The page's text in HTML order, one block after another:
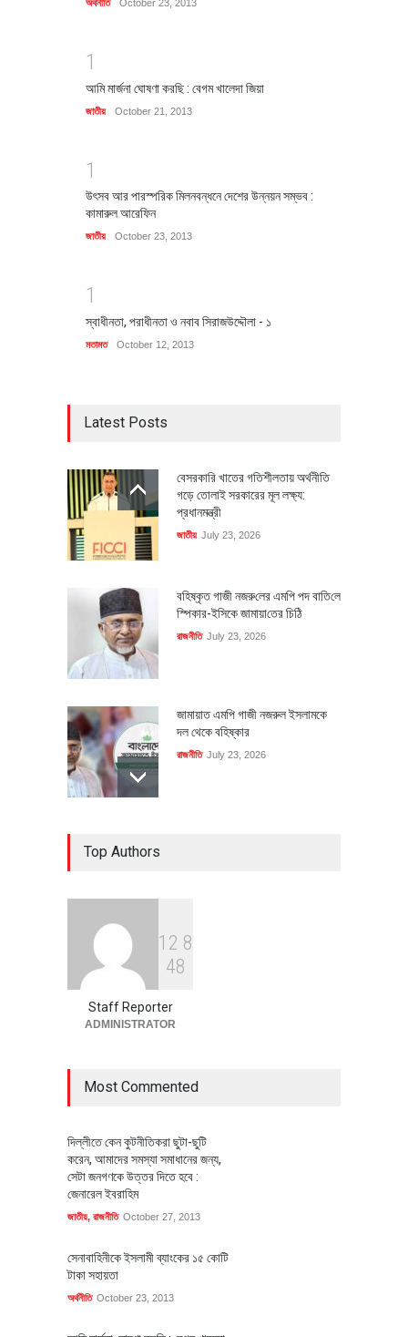
অর্থনীতি October 23, 2013
1
আমি মার্জনা ঘোষণা করছি : বেগম খালেদা জিয়া
জাতীয় October 21, 2013
1
উৎসব আর পারস্পরিক মিলনবন্ধনে দেশের উন্নয়ন সম্ভব :
কামারুল আরেফিন
জাতীয় October 23, 2013
1
স্বাধীনতা, পরাধীনতা ও নবাব সিরাজউদ্দৌলা - ১
মতামত October 12, 2013
Latest Posts
বেসরকারি খাতের গতিশীলতায় অর্থনীতি
গড়ে তোলাই সরকারের মূল লক্ষ্য:
প্রধানমন্ত্রী
জাতীয় July 23, 2026
বহিষ্কৃত গাজী নজরু‌লের এম‌পি পদ বা‌তি‌লে
স্পিকার-ইসিকে জামায়া‌তের চি‌ঠি
রাজনীতি July 23, 2026
জামায়াত এমপি গাজী নজরুল ইসলামকে
দল থেকে বহিষ্কার
রাজনীতি July 23, 2026
বৈশ্বিক প্রতিযোগিতা সক্ষমতা বাড়াতে
পোশাক শিল্পে নতুন উদ্যোগ
Top Authors
1 2 8
48
Staff Reporter
ADMINISTRATOR
Most Commented
দিল্লীতে কেন কুটনীতিকরা ছুটা-ছুটি
করেন, আমাদের সমস্যা সমাধানের জন্য,
সেটা জনগণকে উত্তর দিতে হবে :
জেনারেল ইবরাহিম
জাতীয়, রাজনীতি October 27, 2013
সেনাবাহিনীকে ইসলামী ব্যাংকের ১৫ কোটি
টাকা সহায়তা
অর্থনীতি October 23, 2013